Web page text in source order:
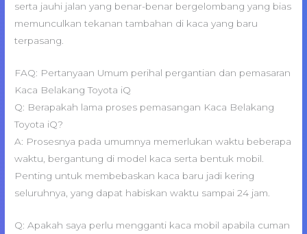
serta jauhi jalan yang benar-benar bergelombang yang bias
memunculkan tekanan tambahan di kaca yang baru
terpasang.
FAQ: Pertanyaan Umum perihal pergantian dan pemasaran
Kaca Belakang Toyota iQ
Q: Berapakah lama proses pemasangan Kaca Belakang
Toyota iQ?
A: Prosesnya pada umumnya memerlukan waktu beberapa
waktu, bergantung di model kaca serta bentuk mobil.
Penting untuk membebaskan kaca baru jadi kering
seluruhnya, yang dapat habiskan waktu sampai 24 jam.
Q: Apakah saya perlu mengganti kaca mobil apabila cuman